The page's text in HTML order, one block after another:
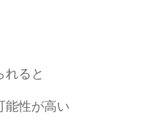
れると
能性が高い